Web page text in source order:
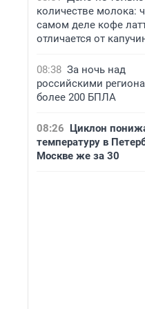
количестве молока:
самом деле кофе
отличается от
08:38 За ночь над
российскими
более 200 БПЛА
08:26 Циклон
температуру в
Москве же за 30